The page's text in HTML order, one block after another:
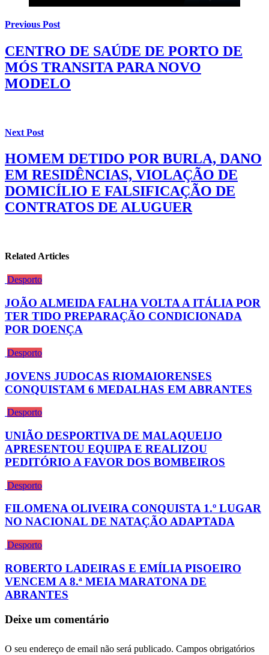
Previous Post
CENTRO DE SAÚDE DE PORTO DE
MÓS TRANSITA PARA NOVO
MODELO
Next Post
HOMEM DETIDO POR BURLA, DANO
EM RESIDÊNCIAS, VIOLAÇÃO DE
DOMICÍLIO E FALSIFICAÇÃO DE
CONTRATOS DE ALUGUER
Related Articles
Desporto
JOÃO ALMEIDA FALHA VOLTA A ITÁLIA POR
TER TIDO PREPARAÇÃO CONDICIONADA
POR DOENÇA
Desporto
JOVENS JUDOCAS RIOMAIORENSES
CONQUISTAM 6 MEDALHAS EM ABRANTES
Desporto
UNIÃO DESPORTIVA DE MALAQUEIJO
APRESENTOU EQUIPA E REALIZOU
PEDITÓRIO A FAVOR DOS BOMBEIROS
Desporto
FILOMENA OLIVEIRA CONQUISTA 1.º LUGAR
NO NACIONAL DE NATAÇÃO ADAPTADA
Desporto
ROBERTO LADEIRAS E EMÍLIA PISOEIRO
VENCEM A 8.ª MEIA MARATONA DE
ABRANTES
Deixe um comentário
O seu endereço de email não será publicado. Campos obrigatórios